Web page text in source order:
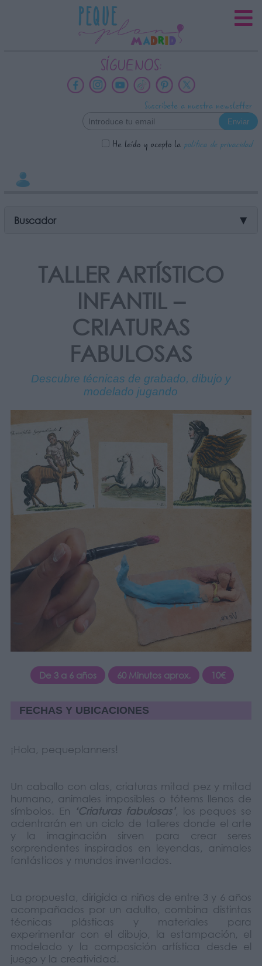
SÍGUENOS:
Suscríbete a nuestra newsletter
He leído y acepto la política de privacidad
Buscador ▼
TALLER ARTÍSTICO
INFANTIL –
CRIATURAS
FABULOSAS
Descubre técnicas de grabado, dibujo y
modelado jugando
De 3 a 6 años 60 Minutos aprox. 10€
FECHAS Y UBICACIONES
¡Hola, pequeplanners!
Un caballo con alas, criaturas mitad pez y mitad
humano, animales imposibles o tótems llenos de
símbolos. En
‘Criaturas fabulosas’, los peques se
adentrarán en un ciclo de talleres donde el arte
y la imaginación sirven para crear seres
sorprendentes inspirados en leyendas, animales
fantásticos y mundos inventados.
La propuesta, dirigida a niños de entre 3 y 6 años
acompañados por un adulto, combina distintas
técnicas plásticas y materiales para
experimentar con el dibujo, la estampación, el
modelado y la composición artística desde el
juego y la creatividad.
INFORMACION SOBRE LA
PROTECCIÓN DE TUS DATOS
Datos tratados:
Información adicional